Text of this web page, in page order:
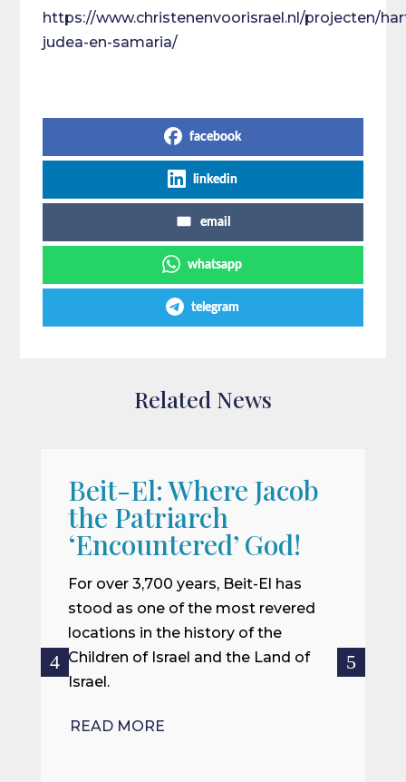
https://www.christenenvoorisrael.nl/projecten/
judea-en-samaria/
facebook
linkedin
email
whatsapp
telegram
Related News
Beit-El: Where Jacob
the Patriarch
‘Encountered’ God!
For over 3,700 years, Beit-El has
stood as one of the most revered
locations in the history of the
Children of Israel and the Land of
Israel.
READ MORE